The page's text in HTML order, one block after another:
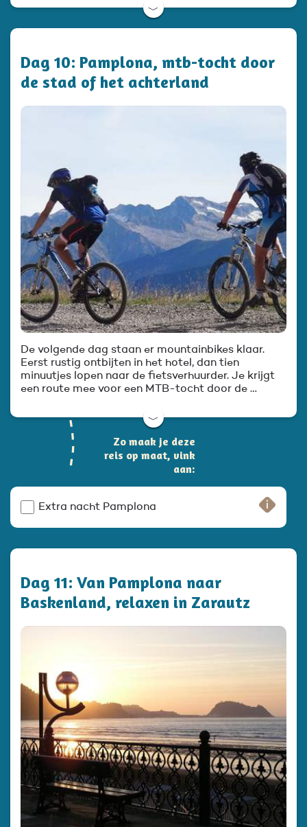
﹀
Dag 10: Pamplona, mtb-tocht door
de stad of het achterland
De volgende dag staan er mountainbikes klaar.
Eerst rustig ontbijten in het hotel, dan tien
minuutjes lopen naar de fietsverhuurder. Je krijgt
een route mee voor een MTB-tocht door de …
﹀
Zo maak je deze
reis op maat, vink
aan:
Extra nacht Pamplona
Dag 11: Van Pamplona naar
Baskenland, relaxen in Zarautz